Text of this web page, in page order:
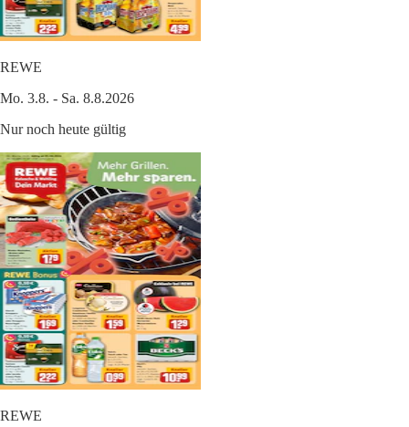
REWE
Mo. 3.8. - Sa. 8.8.2026
Nur noch heute gültig
REWE